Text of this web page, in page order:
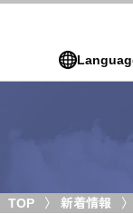
TOP 新着情報